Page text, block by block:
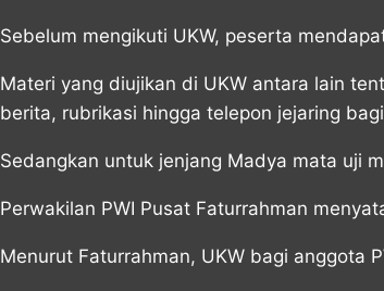
Sebelum mengikuti UKW, peserta
Materi yang diujikan di UKW antara lain
berita, rubrikasi hingga telepon jejaring
Sedangkan untuk jenjang Madya mata uji
Perwakilan PWI Pusat Faturrahman
Menurut Faturrahman, UKW bagi anggota